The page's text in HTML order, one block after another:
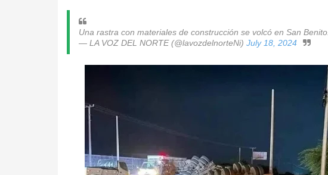
Una rastra con materiales de construcción se volcó en San Benito.
— LA VOZ DEL NORTE (@lavozdelnorteNi) July 18, 2024